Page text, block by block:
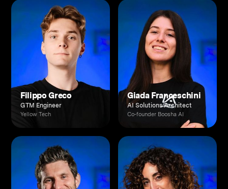
Filippo Greco
GTM Engineer
Yellow Tech
Giada Franceschini
AI Solutions Architect
Co-founder Boosha AI